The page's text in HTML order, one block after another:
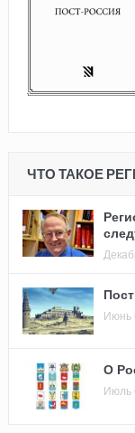
ЧТО ТАКОЕ
Июнь
О
Июль